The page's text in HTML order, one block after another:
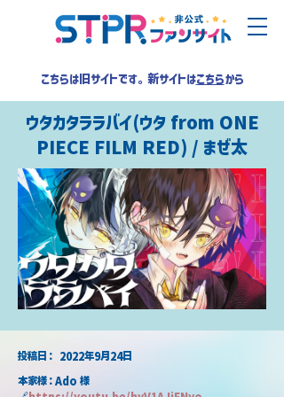
こちらは旧サイトです。新サイトはこちらから
ウタカタララバイ(ウタ from ONE
PIECE FILM RED) / まぜ太
2022年9月24日
​投稿日：
本家様：Ado 様